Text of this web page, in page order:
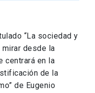
“La sociedad y
mirar desde la
centrará en la
de la
de Eugenio